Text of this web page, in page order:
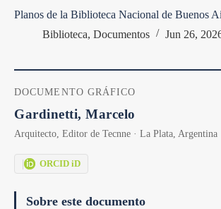
Planos de la Biblioteca Nacional de Buenos
Biblioteca, Documentos Jun 26,
DOCUMENTO GRÁFICO
Gardinetti, Marcelo
Arquitecto, Editor de Tecnne · La Plata, Argentina
| ORCID iD
Sobre este documento